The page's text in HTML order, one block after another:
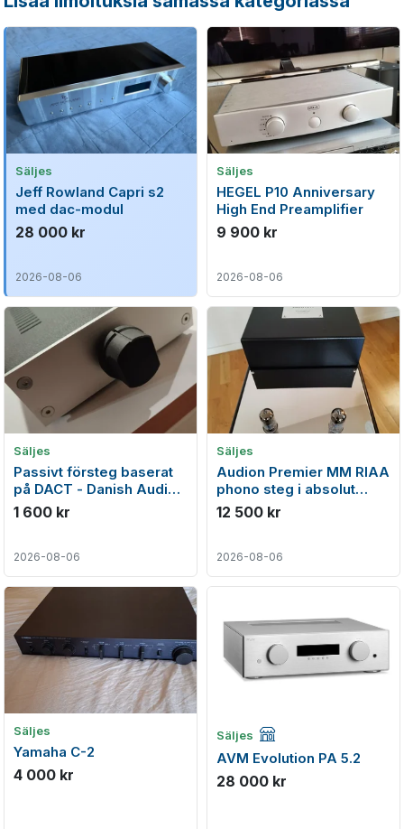
Säljes
Jeff Rowland Capri s2
med dac-modul
28 000 kr
2026-08-06
Säljes
HEGEL P10 Anniversary
High End Preamplifier
9 900 kr
2026-08-06
Säljes
Passivt försteg baserat
på DACT - Danish Audio
ConnecT potentiometer
1 600 kr
2026-08-06
Säljes
Audion Premier MM RIAA
phono steg i absolut
nyskick
12 500 kr
2026-08-06
Säljes
Yamaha C-2
4 000 kr
Säljes Företagsannons
AVM Evolution PA 5.2
28 000 kr